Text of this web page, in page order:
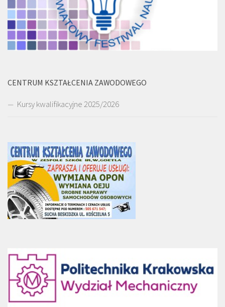
CENTRUM KSZTAŁCENIA ZAWODOWEGO
Kursy kwalifikacyjne 2025/2026